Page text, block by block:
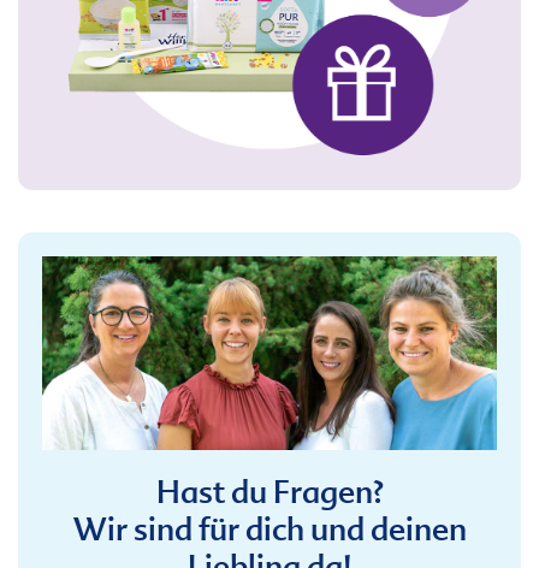
Hast du Fragen?
Wir sind für dich und deinen